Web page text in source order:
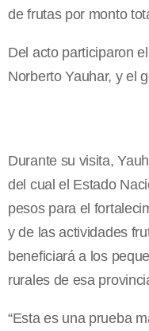
de frutas por monto
Del acto participaron
Norberto Yauhar, y el
Durante su visita,
del cual el Estado
pesos para el
y de las actividades
beneficiará a los
rurales de esa
“Esta es una prueba